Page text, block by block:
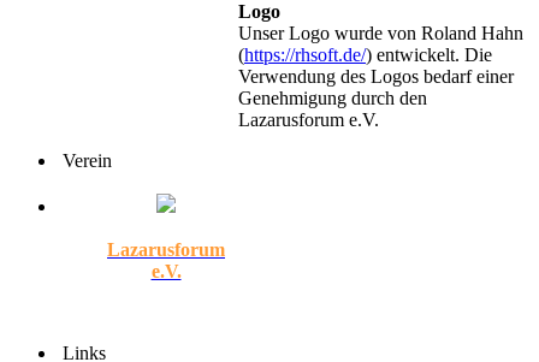
Logo
Unser Logo wurde von Roland Hahn
(https://rhsoft.de/) entwickelt. Die
Verwendung des Logos bedarf einer
Genehmigung durch den
Lazarusforum e.V.
Verein
Lazarusforum
e.V.
Links